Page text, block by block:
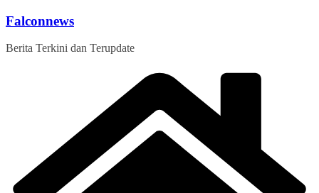
Skip
content
Falconnews
Berita Terkini dan Terupdate